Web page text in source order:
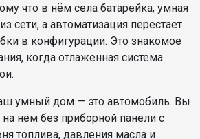
что в нём села батарейка, умная
сети, а автоматизация перестает
в конфигурации. Это знакомое
когда отлаженная система
умный дом — это автомобиль. Вы
нём без приборной панели с
топлива, давления масла и